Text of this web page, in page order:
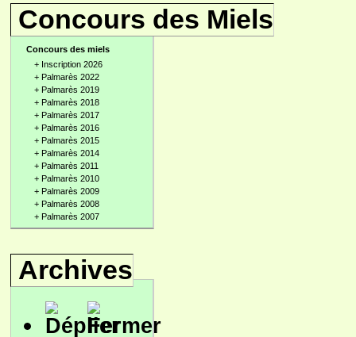
Concours des Miels
Concours des miels
+ Inscription 2026
+ Palmarès 2022
+ Palmarès 2019
+ Palmarès 2018
+ Palmarès 2017
+ Palmarès 2016
+ Palmarès 2015
+ Palmarès 2014
+ Palmarès 2011
+ Palmarès 2010
+ Palmarès 2009
+ Palmarès 2008
+ Palmarès 2007
Archives